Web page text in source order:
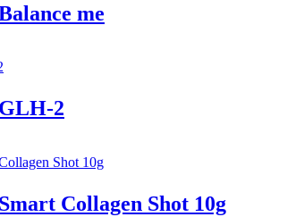
me
2
Collagen Shot 10g